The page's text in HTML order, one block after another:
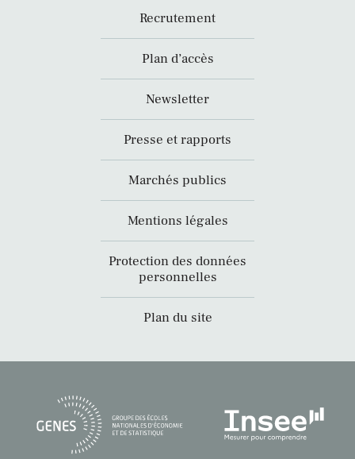
Recrutement
Plan d’accès
Newsletter
Presse et rapports
Marchés publics
Mentions légales
Protection des données
personnelles
Plan du site